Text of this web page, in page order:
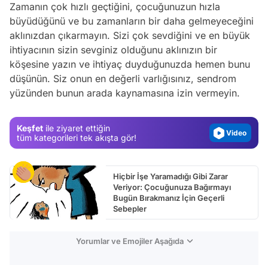
Zamanın çok hızlı geçtiğini, çocuğunuzun hızla
büyüdüğünü ve bu zamanların bir daha gelmeyeceğini
aklınızdan çıkarmayın. Sizi çok sevdiğini ve en büyük
ihtiyacının sizin sevginiz olduğunu aklınızın bir
köşesine yazın ve ihtiyaç duyduğunuzda hemen bunu
düşünün. Siz onun en değerli varlığısınız, sendrom
yüzünden bunun arada kaynamasına izin vermeyin.
Keşfet ile ziyaret ettiğin
tüm kategorileri tek akışta gör!
Video
Gündem
Magazin
Video
Test
Hiçbir İşe Yaramadığı Gibi Zarar
Veriyor: Çocuğunuza Bağırmayı
Bugün Bırakmanız İçin Geçerli
Sebepler
Yorumlar ve Emojiler Aşağıda